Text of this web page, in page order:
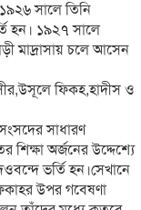
সালে তিনি
হন। ১৯২৭ সালে
মাদ্রাসায় চলে আসেন
ফিকহ,হাদীস ও
সাধারণ
অর্জনের উদ্দেশ্যে
ভর্তি হন।সেখানে
উপর গবেষণা